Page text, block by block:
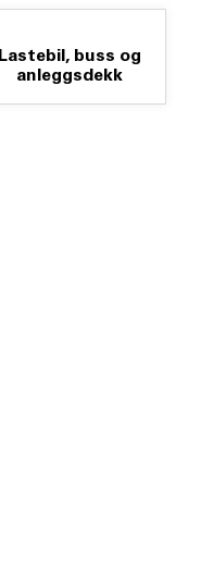
Lastebil, buss og
anleggsdekk